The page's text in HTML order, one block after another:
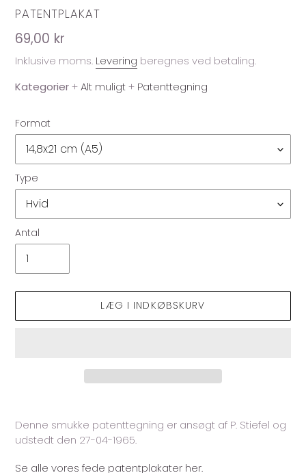
FORHANDLER
PATENTPLAKAT
Normalpris
69,00 kr
Inklusive moms. Levering beregnes ved betaling.
Kategorier+Alt muligt+ Patenttegning
Format
Type
Antal
LÆG I INDKØBSKURV
produkt
i
din
indkøbskurv
Denne smukke patenttegning er ansøgt af P. Stiefel og
udstedt den 27-04-1965.
Se alle vores fede patentplakater her.